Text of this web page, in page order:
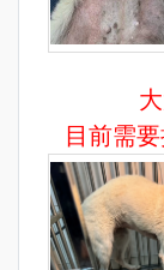
目前需